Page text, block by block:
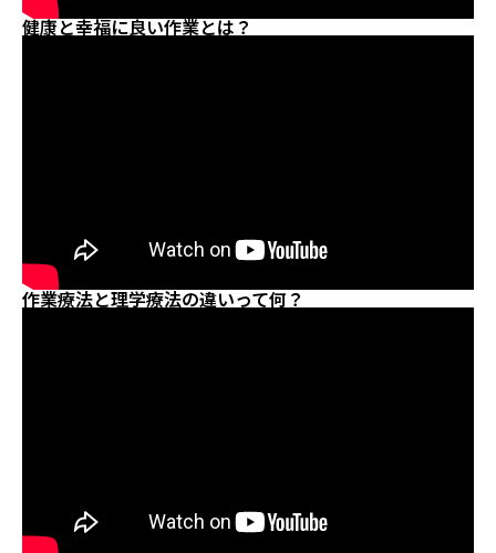
健康と幸福に良い作業とは？
作業療法と理学療法の違いって何？
作業療法士になろう！
い人は動画をみよう